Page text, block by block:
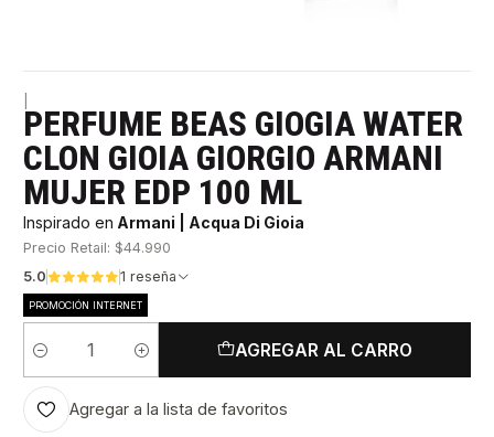
PERFUME BEAS GIOGIA WATER
CLON GIOIA GIORGIO ARMANI
MUJER EDP 100 ML
Inspirado en Armani | Acqua Di Gioia
Precio Retail: $44.990
5.0
1 reseña
PROMOCIÓN INTERNET
Cantidad
AGREGAR AL CARRO
Agregar a la lista de favoritos